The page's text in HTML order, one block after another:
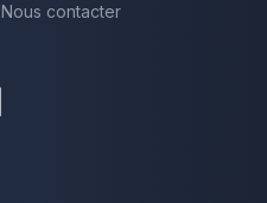
Nous contacter